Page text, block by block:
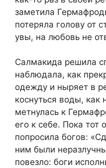
заметила
потеряла голову от
увы, на любовь не
Салмакида решила
наблюдала, как
одежду и ныряет в
коснуться воды, как
метнулась к
его к себе. Пока тот
попросила богов:
ним были
повезло: боги